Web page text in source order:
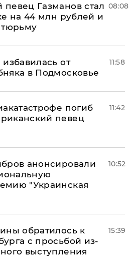
Газманов стал
на 44 млн рублей и
тюрьму
08:08
от
в Подмосковье
11:58
погиб
певец
11:42
анонсировали
"Украинская
10:52
обратилось к
с просьбой из-
выступления
15:39